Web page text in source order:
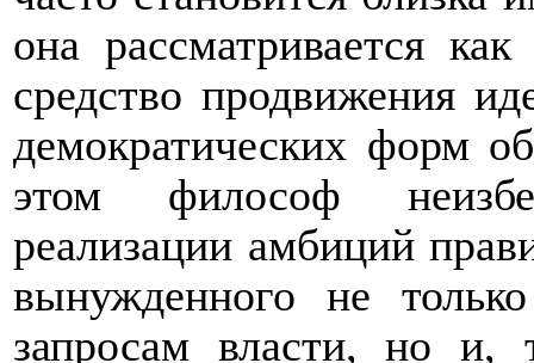
она рассматривается
средство продвижения
демократических форм
этом философ
реализации амбиций
вынужденного не
запросам власти, но и,